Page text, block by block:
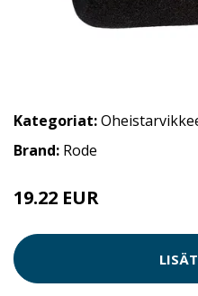
Kategoriat:
Brand: Rode
19.22 EUR